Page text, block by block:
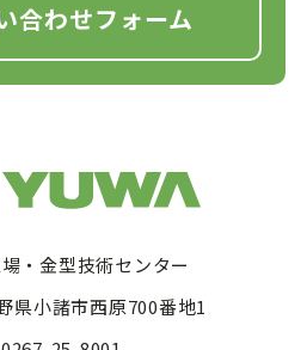
合わせフォーム
・金型技術センター
県小諸市西原700番地1